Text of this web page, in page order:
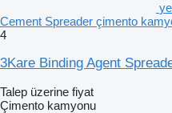
Cement Spreader çimento
4
3Kare Binding Agent
Talep üzerine fiyat
Çimento kamyonu